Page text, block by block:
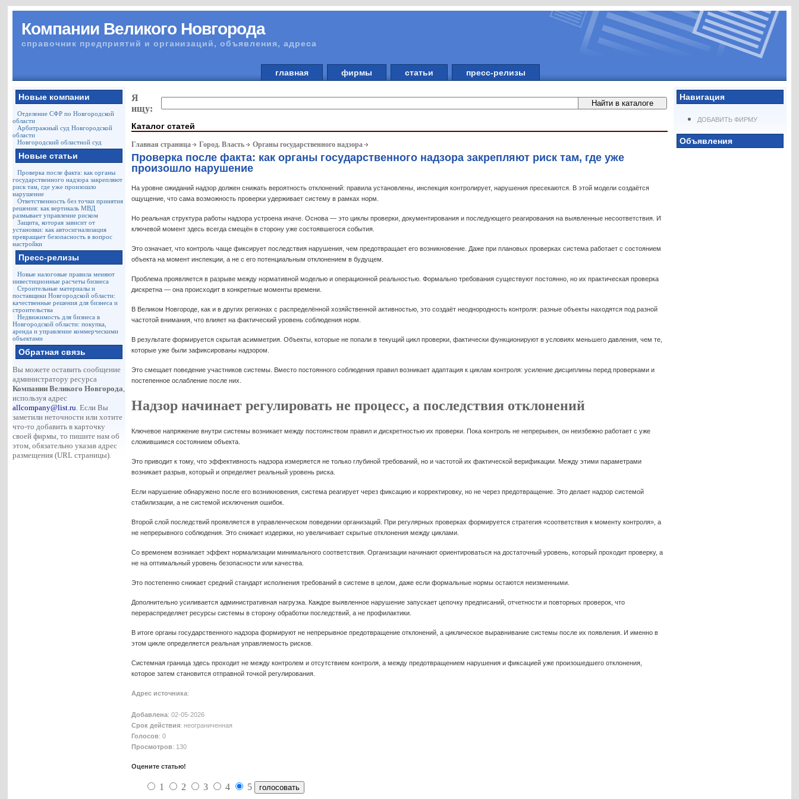
Компании Великого Новгорода
справочник предприятий и организаций, объявления, адреса
главная фирмы статьи пресс-релизы
Новые компании
Отделение СФР по Новгородской
области
Арбитражный суд Новгородской
области
Новгородский областной суд
Новые статьи
Проверка после факта: как органы
государственного надзора закрепляют
риск там, где уже произошло
нарушение
Ответственность без точки принятия
решения: как вертикаль МВД
размывает управление риском
Защита, которая зависит от
установки: как автосигнализация
превращает безопасность в вопрос
настройки
Пресс-релизы
Новые налоговые правила меняют
инвестиционные расчеты бизнеса
Строительные материалы и
поставщики Новгородской области:
качественные решения для бизнеса и
строительства
Недвижимость для бизнеса в
Новгородской области: покупка,
аренда и управление коммерческими
объектами
Обратная связь
Вы можете оставить сообщение
администратору ресурса
Компании Великого Новгорода,
используя адрес
allcompany@list.ru. Если Вы
заметили неточности или хотите
что-то добавить в карточку
своей фирмы, то пишите нам об
этом, обязательно указав адрес
размещения (URL страницы).
Навигация
ДОБАВИТЬ ФИРМУ
Объявления
Я
ищу:
Каталог статей
Главная страница Город. Власть Органы государственного надзора
Проверка после факта: как органы государственного надзора закрепляют риск там, где уже
произошло нарушение
На уровне ожиданий надзор должен снижать вероятность отклонений: правила установлены, инспекция контролирует, нарушения пресекаются. В этой модели создаётся
ощущение, что сама возможность проверки удерживает систему в рамках норм.
Но реальная структура работы надзора устроена иначе. Основа — это циклы проверки, документирования и последующего реагирования на выявленные несоответствия. И
ключевой момент здесь всегда смещён в сторону уже состоявшегося события.
Это означает, что контроль чаще фиксирует последствия нарушения, чем предотвращает его возникновение. Даже при плановых проверках система работает с состоянием
объекта на момент инспекции, а не с его потенциальным отклонением в будущем.
Проблема проявляется в разрыве между нормативной моделью и операционной реальностью. Формально требования существуют постоянно, но их практическая проверка
дискретна — она происходит в конкретные моменты времени.
В Великом Новгороде, как и в других регионах с распределённой хозяйственной активностью, это создаёт неоднородность контроля: разные объекты находятся под разной
частотой внимания, что влияет на фактический уровень соблюдения норм.
В результате формируется скрытая асимметрия. Объекты, которые не попали в текущий цикл проверки, фактически функционируют в условиях меньшего давления, чем те,
которые уже были зафиксированы надзором.
Это смещает поведение участников системы. Вместо постоянного соблюдения правил возникает адаптация к циклам контроля: усиление дисциплины перед проверками и
постепенное ослабление после них.
Надзор начинает регулировать не процесс, а последствия отклонений
Ключевое напряжение внутри системы возникает между постоянством правил и дискретностью их проверки. Пока контроль не непрерывен, он неизбежно работает с уже
сложившимся состоянием объекта.
Это приводит к тому, что эффективность надзора измеряется не только глубиной требований, но и частотой их фактической верификации. Между этими параметрами
возникает разрыв, который и определяет реальный уровень риска.
Если нарушение обнаружено после его возникновения, система реагирует через фиксацию и корректировку, но не через предотвращение. Это делает надзор системой
стабилизации, а не системой исключения ошибок.
Второй слой последствий проявляется в управленческом поведении организаций. При регулярных проверках формируется стратегия «соответствия к моменту контроля», а
не непрерывного соблюдения. Это снижает издержки, но увеличивает скрытые отклонения между циклами.
Со временем возникает эффект нормализации минимального соответствия. Организации начинают ориентироваться на достаточный уровень, который проходит проверку, а
не на оптимальный уровень безопасности или качества.
Это постепенно снижает средний стандарт исполнения требований в системе в целом, даже если формальные нормы остаются неизменными.
Дополнительно усиливается административная нагрузка. Каждое выявленное нарушение запускает цепочку предписаний, отчетности и повторных проверок, что
перераспределяет ресурсы системы в сторону обработки последствий, а не профилактики.
В итоге органы государственного надзора формируют не непрерывное предотвращение отклонений, а циклическое выравнивание системы после их появления. И именно в
этом цикле определяется реальная управляемость рисков.
Системная граница здесь проходит не между контролем и отсутствием контроля, а между предотвращением нарушения и фиксацией уже произошедшего отклонения,
которое затем становится отправной точкой регулирования.
Адрес источника:
Добавлена: 02-05-2026
Срок действия: неограниченная
Голосов: 0
Просмотров: 130
Оцените статью!
1 2 3 4 5